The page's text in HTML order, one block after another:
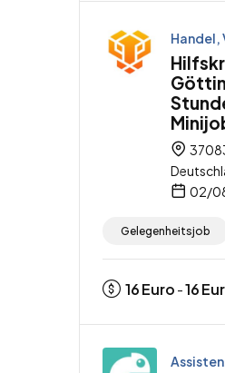
Handel,
02/
Gelegenheitsjob
16Euro -16